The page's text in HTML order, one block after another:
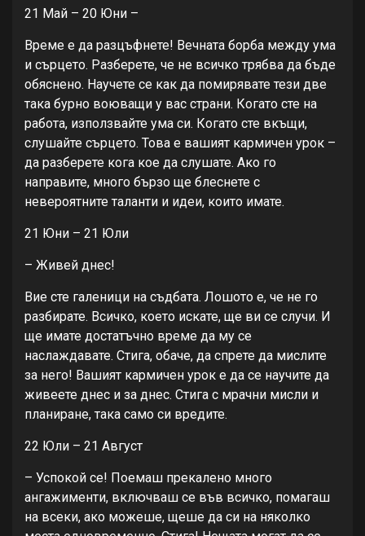
21 Май – 20 Юни –
Време е да разцъфнете! Вечната борба между ума
и сърцето. Разберете, че не всичко трябва да бъде
обяснено. Научете се как да помирявате тези две
така бурно воюващи у вас страни. Когато сте на
работа, използвайте ума си. Когато сте вкъщи,
слушайте сърцето. Това е вашият кармичен урок –
да разберете кога кое да слушате. Ако го
направите, много бързо ще блеснете с
невероятните таланти и идеи, които имате.
21 Юни – 21 Юли
– Живей днес!
Вие сте галеници на съдбата. Лошото е, че не го
разбирате. Всичко, което искате, ще ви се случи. И
ще имате достатъчно време да му се
наслаждавате. Стига, обаче, да спрете да мислите
за него! Вашият кармичен урок е да се научите да
живеете днес и за днес. Стига с мрачни мисли и
планиране, така само си вредите.
22 Юли – 21 Август
– Успокой се! Поемаш прекалено много
ангажименти, включваш се във всичко, помагаш
на всеки, ако можеше, щеше да си на няколко